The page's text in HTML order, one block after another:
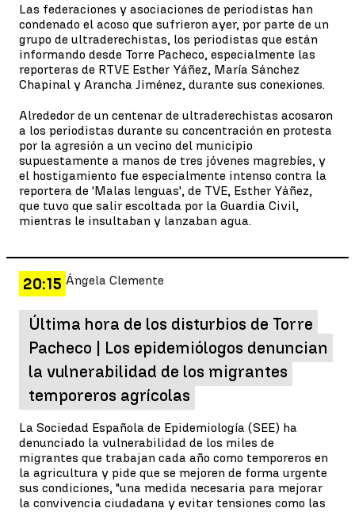
Las federaciones y asociaciones de periodistas han
condenado el acoso que sufrieron ayer, por parte de un
grupo de ultraderechistas, los periodistas que están
informando desde Torre Pacheco, especialmente las
reporteras de RTVE Esther Yáñez, María Sánchez
Chapinal y Arancha Jiménez, durante sus conexiones.
Alrededor de un centenar de ultraderechistas acosaron
a los periodistas durante su concentración en protesta
por la agresión a un vecino del municipio
supuestamente a manos de tres jóvenes magrebíes, y
el hostigamiento fue especialmente intenso contra la
reportera de 'Malas lenguas', de TVE, Esther Yáñez,
que tuvo que salir escoltada por la Guardia Civil,
mientras le insultaban y lanzaban agua.
20:15 Ángela Clemente
Última hora de los disturbios de Torre
Pacheco | Los epidemiólogos denuncian
la vulnerabilidad de los migrantes
temporeros agrícolas
La Sociedad Española de Epidemiología (SEE) ha
denunciado la vulnerabilidad de los miles de
migrantes que trabajan cada año como temporeros en
la agricultura y pide que se mejoren de forma urgente
sus condiciones, "una medida necesaria para mejorar
la convivencia ciudadana y evitar tensiones como las